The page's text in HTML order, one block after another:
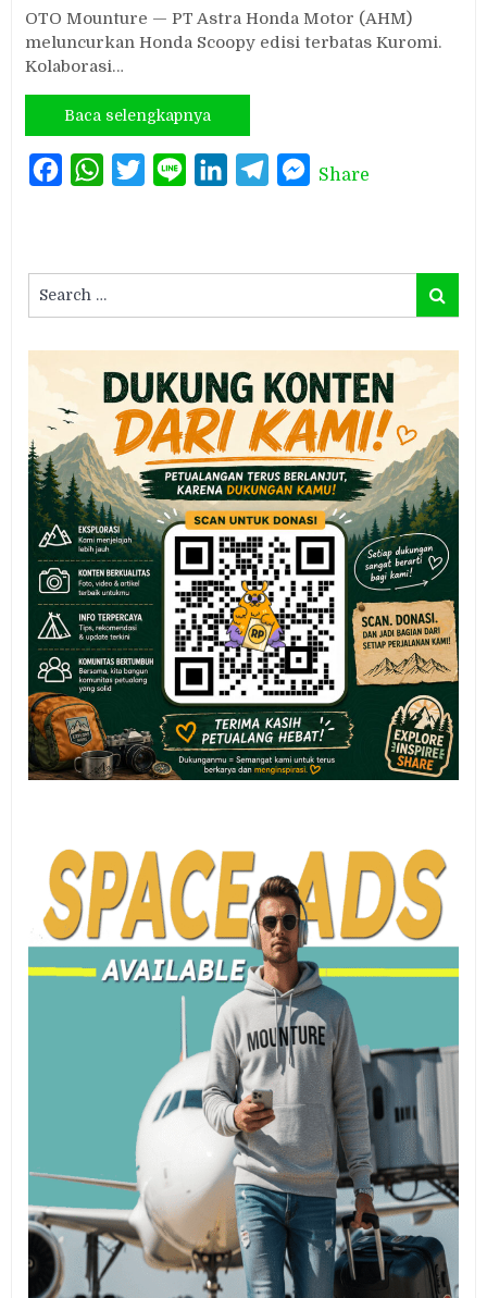
OTO Mounture — PT Astra Honda Motor (AHM)
meluncurkan Honda Scoopy edisi terbatas Kuromi.
Kolaborasi…
Baca selengkapnya
FacebookWhatsAppTwitterLine LinkedInTelegramMessenger
Share
for:
Search